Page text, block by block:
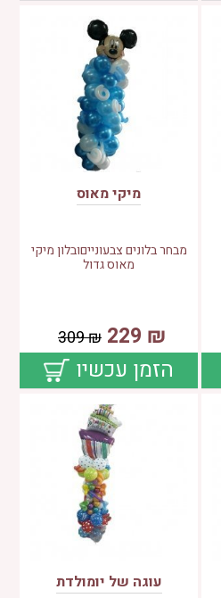
מיקי מאוס
מבחר בלונים צבעונייםובלון מיקי
מאוס גדול
₪
229
₪
309
הזמן עכשיו
עוגה של יומולדת